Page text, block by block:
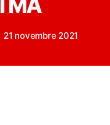
MA
21 novembre 2021